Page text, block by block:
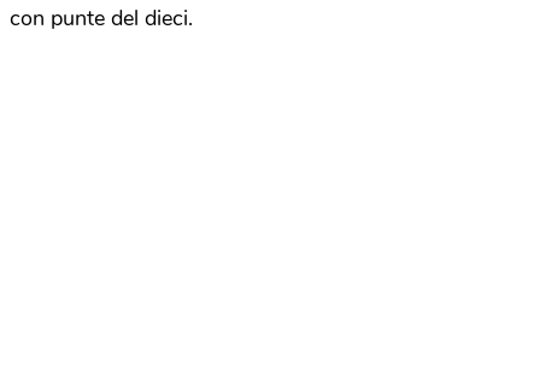
con punte del dieci.